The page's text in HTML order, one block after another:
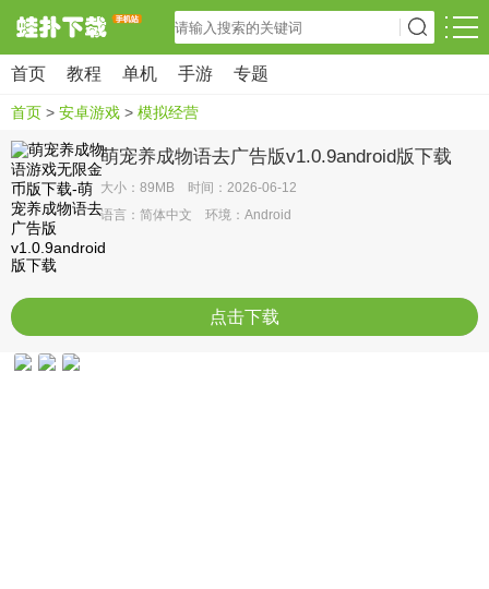
首页 教程 单机 手游 专题
首页 > 安卓游戏 > 模拟经营
萌宠养成物语去广告版v1.0.9android版下载
大小：89MB 时间：2026-06-12
语言：简体中文 环境：Android
点击下载